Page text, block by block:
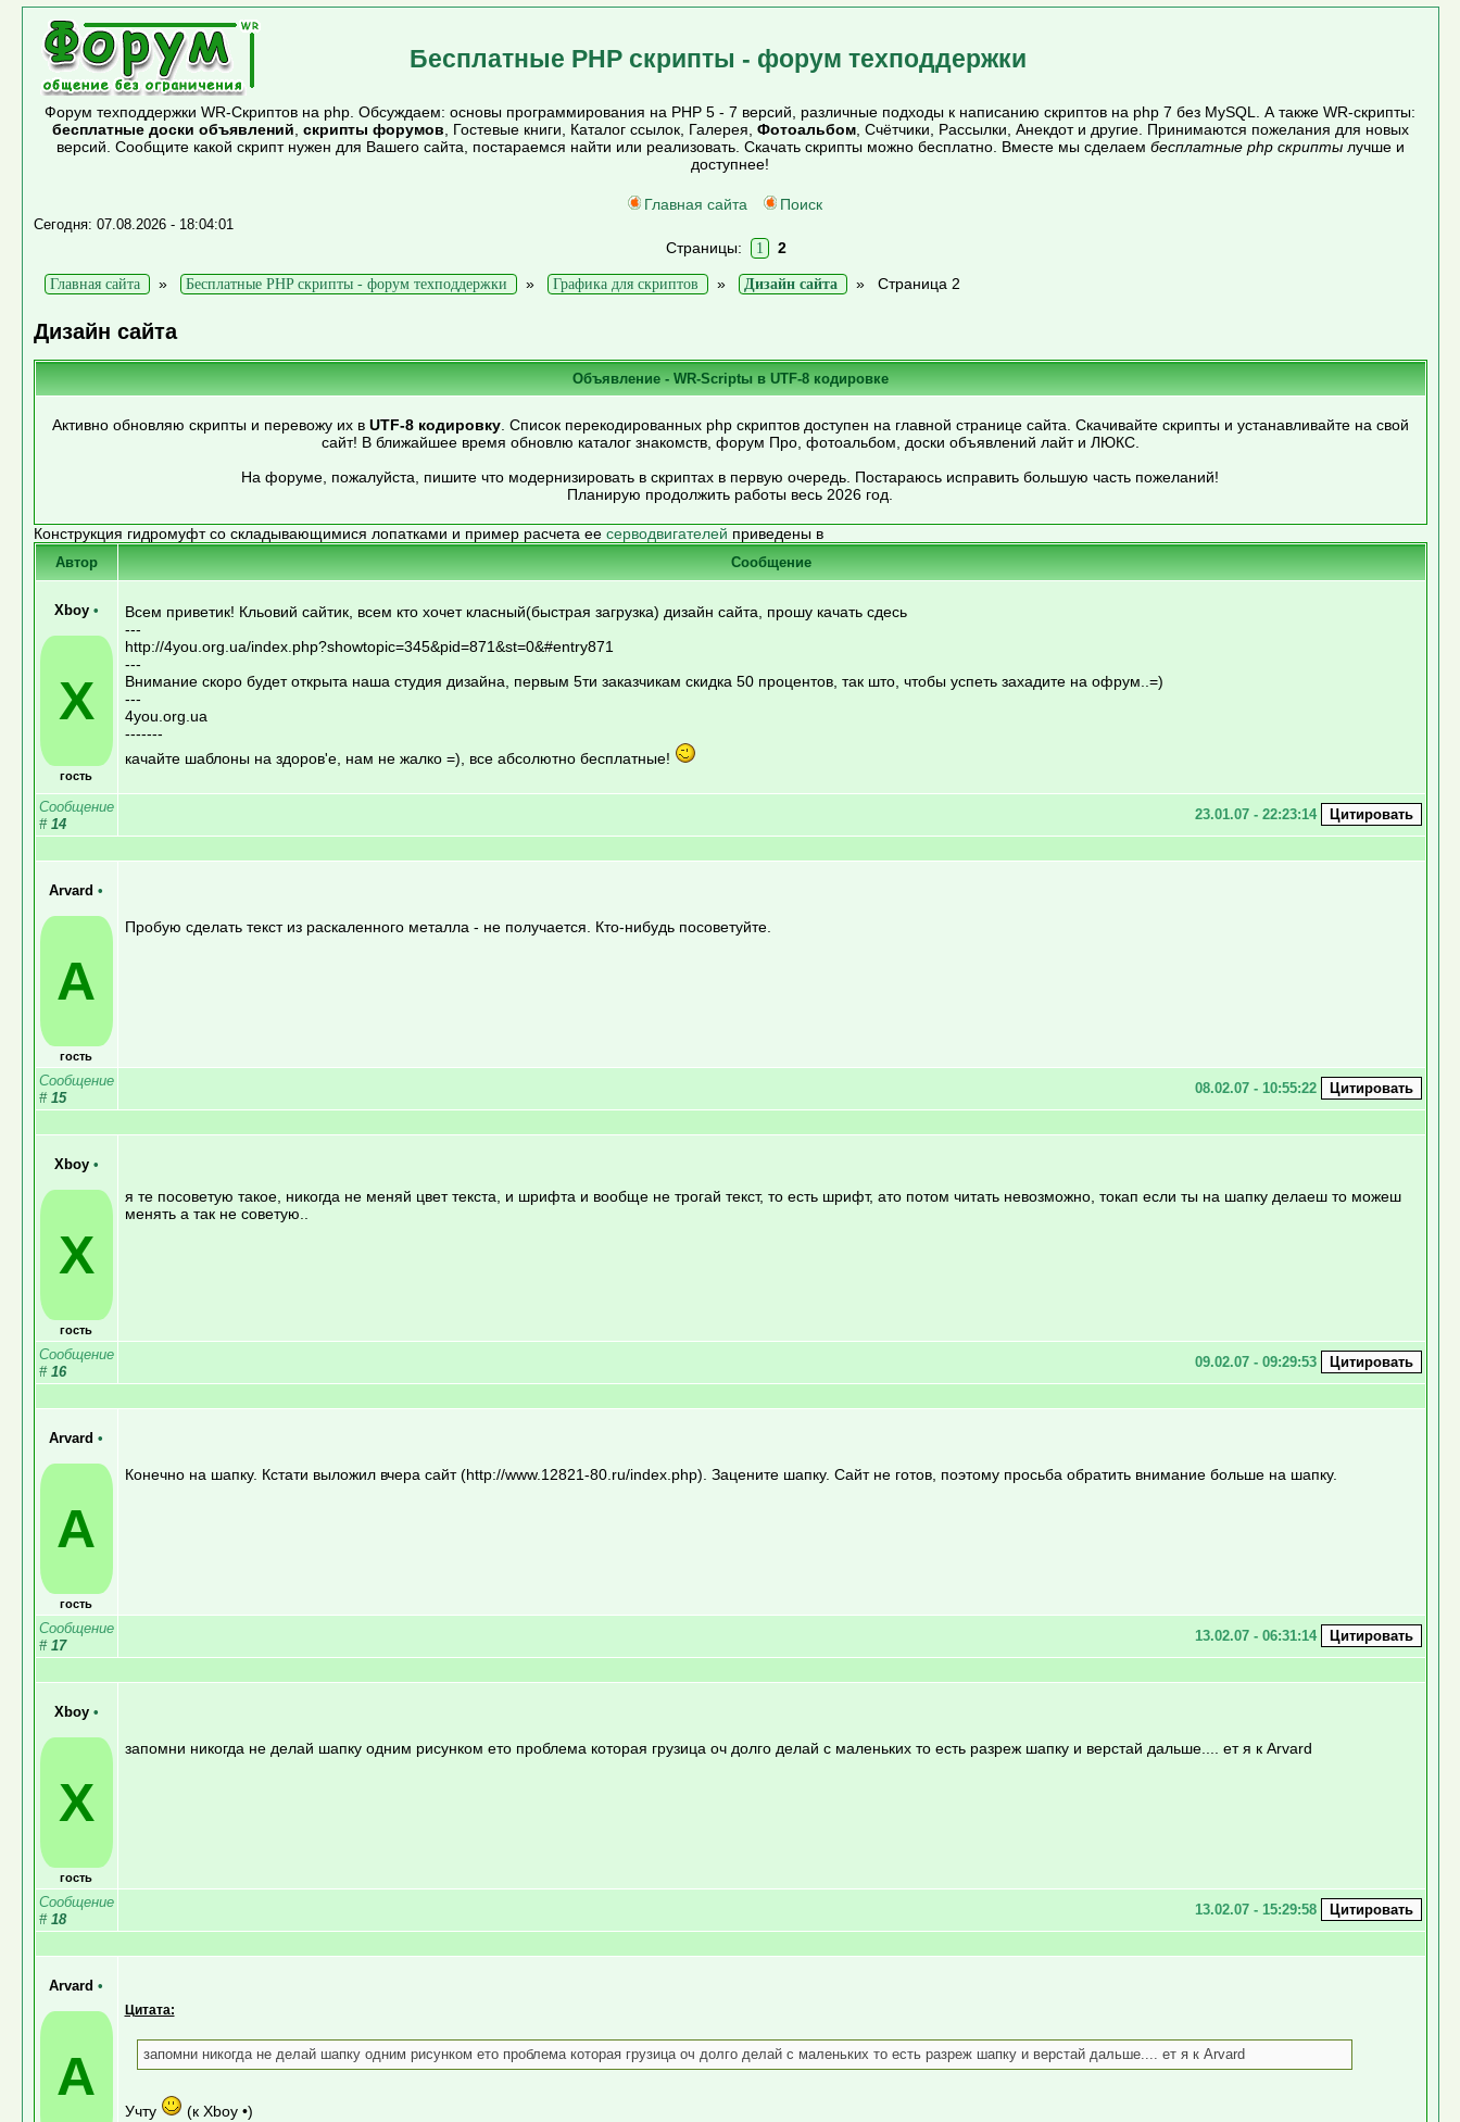
Бесплатные PHP скрипты - форум техподдержки
Форум техподдержки WR-Скриптов на php. Обсуждаем: основы программирования на PHP 5 - 7 версий, различные подходы к написанию скриптов на php 7 без MySQL. А также WR-скрипты:
бесплатные доски объявлений скрипты форумов , Гостевые книги, Каталог ссылок, Галерея, Фотоальбом, Счётчики, Рассылки, Анекдот и другие. Принимаются пожелания для новых
версий. Сообщите какой скрипт нужен для Вашего сайта, постараемся найти или реализовать. Скачать скрипты можно бесплатно. Вместе мы сделаем бесплатные php скриптылучше и
доступнее!
Главная сайта Поиск
Сегодня: 07.08.2026 - 18:04:01
Страницы: 1 2
Главная сайта » Бесплатные PHP скрипты - форум техподдержки » Графика для скриптов » Дизайн сайта » Страница 2
Дизайн сайта
Объявление - WR-Scriptы в UTF-8 кодировке
Активно обновляю скрипты и перевожу их в UTF-8 кодировку. Список перекодированных php скриптов доступен на главной странице сайта. Скачивайте скрипты и устанавливайте на свой
сайт! В ближайшее время обновлю каталог знакомств, форум Про, фотоальбом, доски объявлений лайт и ЛЮКС.
На форуме, пожалуйста, пишите что модернизировать в скриптах в первую очередь. Постараюсь исправить большую часть пожеланий!
Планирую продолжить работы весь 2026 год.
Конструкция гидромуфт со складывающимися лопатками и пример расчета ее серводвигателей приведены в
Автор Сообщение
Xboy •
X
гость
Всем приветик! Кльовий сайтик, всем кто хочет класный(быстрая загрузка) дизайн сайта, прошу качать сдесь
---
http://4you.org.ua/index.php?showtopic=345&pid=871&st=0&#entry871
---
Внимание скоро будет открыта наша студия дизайна, первым 5ти заказчикам скидка 50 процентов, так што, чтобы успеть захадите на офрум..=)
---
4you.org.ua
-------
качайте шаблоны на здоров'е, нам не жалко =), все абсолютно бесплатные!
Сообщение
# 14
23.01.07 - 22:23:14
Arvard •
A
гость
Пробую сделать текст из раскаленного металла - не получается. Кто-нибудь посоветуйте.
Сообщение
# 15
08.02.07 - 10:55:22
Xboy •
X
гость
я те посоветую такое, никогда не меняй цвет текста, и шрифта и вообще не трогай текст, то есть шрифт, ато потом читать невозможно, токап если ты на шапку делаеш то можеш
менять а так не советую..
Сообщение
# 16
09.02.07 - 09:29:53
Arvard •
A
гость
Конечно на шапку. Кстати выложил вчера сайт (http://www.12821-80.ru/index.php). Зацените шапку. Сайт не готов, поэтому просьба обратить внимание больше на шапку.
Сообщение
# 17
13.02.07 - 06:31:14
Xboy •
X
гость
запомни никогда не делай шапку одним рисунком ето проблема которая грузица оч долго делай с маленьких то есть разреж шапку и верстай дальше.... ет я к Arvard
Сообщение
# 18
13.02.07 - 15:29:58
Arvard •
A
Цитата:
запомни никогда не делай шапку одним рисунком ето проблема которая грузица оч долго делай с маленьких то есть разреж шапку и верстай дальше.... ет я к Arvard
Учту (к Xboy •)